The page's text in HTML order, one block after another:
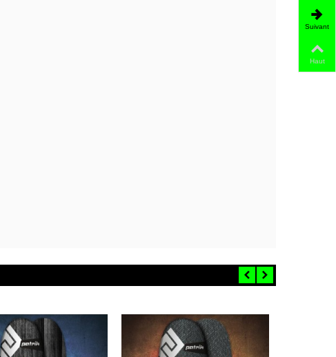
Suivant
Haut